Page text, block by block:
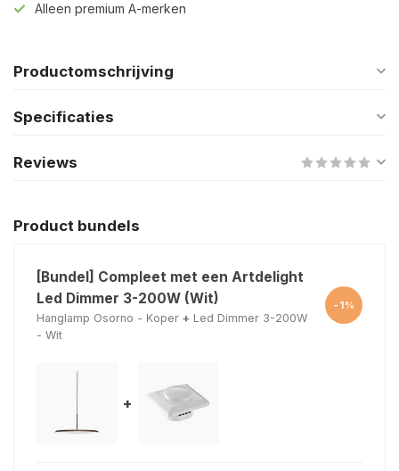
Alleen premium A-merken
Productomschrijving
Specificaties
Reviews
Product bundels
[Bundel] Compleet met een Artdelight
Led Dimmer 3-200W (Wit)
Hanglamp Osorno - Koper + Led Dimmer 3-200W
- Wit
-1%
+